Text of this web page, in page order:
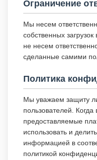
Ограничение
Мы несем
собственных
не несем
сделанные самими
Политика
Мы уважаем защиту
пользователей. Когда
предоставляемые
использовать и
информацией в
политикой